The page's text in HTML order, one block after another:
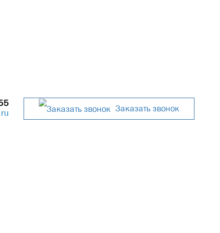
Заказать звонок
расположенных через дорогу.